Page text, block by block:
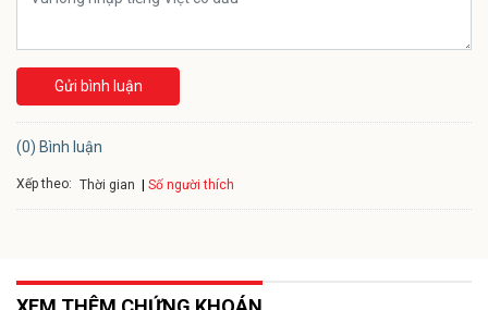
Gửi bình luận
(0) Bình luận
Xếp theo: Thời gian Số người thích